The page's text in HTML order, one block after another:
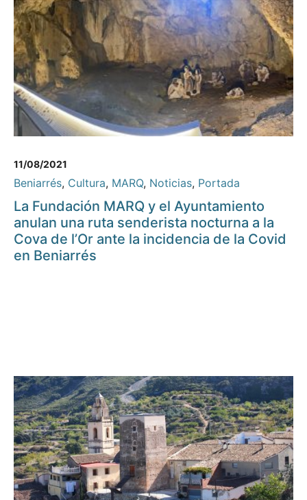
11/08/2021
Beniarrés, Cultura, MARQ, Noticias, Portada
La Fundación MARQ y el Ayuntamiento
anulan una ruta senderista nocturna a la
Cova de l’Or ante la incidencia de la Covid
en Beniarrés